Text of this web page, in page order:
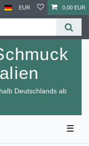
EUR 0,00 EUR
Deutschlands ab
☰